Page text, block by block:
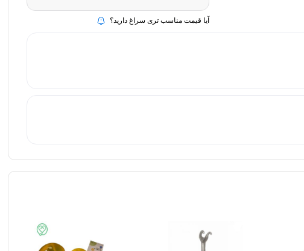
با
نور
آیا قیمت مناسب تری سراغ دارید؟